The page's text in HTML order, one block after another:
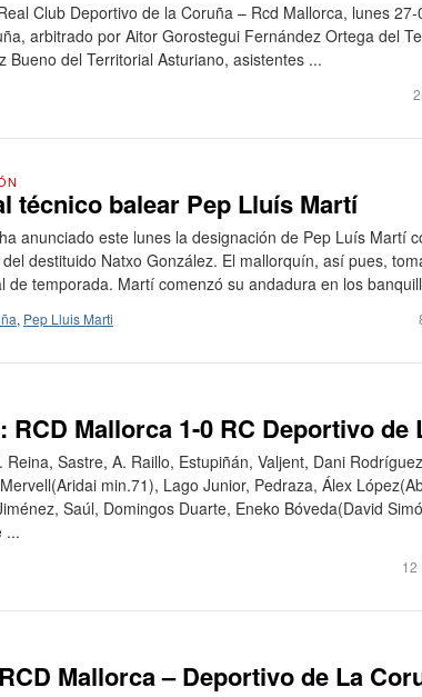
Club Deportivo de la Coruña – Rcd Mallorca, lunes
arbitrado por Aitor Gorostegui Fernández Ortega del
Bueno del Territorial Asturiano, asistentes ...
técnico balear Pep Lluís Martí
anunciado este lunes la designación de Pep Luís Martí
destituido Natxo González. El mallorquín, así pues,
de temporada. Martí comenzó su andadura en los
, Pep Lluis Marti
RCD Mallorca 1-0 RC Deportivo de
Sastre, A. Raillo, Estupiñán, Valjent, Dani
min.71), Lago Junior, Pedraza, Álex
Saúl, Domingos Duarte, Eneko Bóveda(David
...
12
Mallorca – Deportivo de La